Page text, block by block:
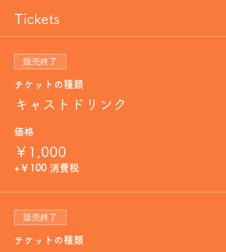
Tickets
販売終了
チケットの種類
キャストドリンク
価格
￥1,000
+￥100 消費税
販売終了
チケットの種類